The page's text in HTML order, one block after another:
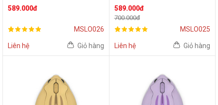
589.000đ
MSLO026
Liên hệ Giỏ hàng
589.000đ
700.000đ
MSLO025
Liên hệ Giỏ hàng